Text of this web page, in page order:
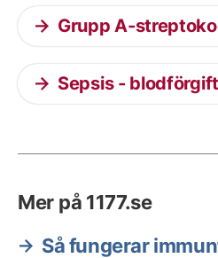
Grupp A-
Sepsis -
Mer på 1177.se
Så fungerar